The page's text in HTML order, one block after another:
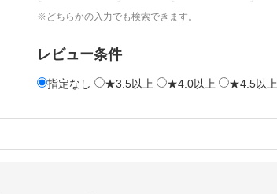
※どちらかの入力でも検索できます。
レビュー条件
指定なし ★3.5以上 ★4.0以上 ★4.5以上